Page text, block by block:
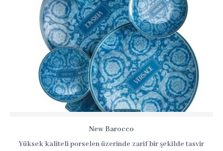
New Barocco
Yüksek kaliteli porselen üzerinde zarif bir şekilde tasvir